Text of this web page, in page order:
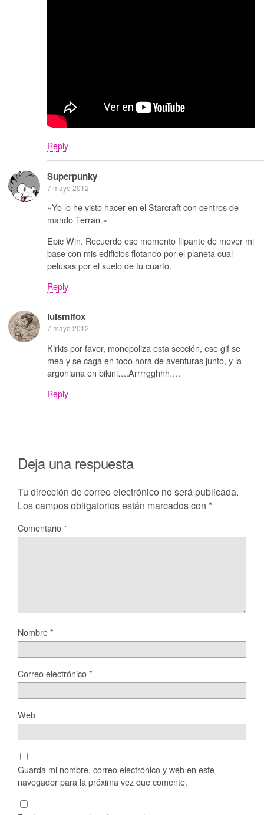
Reply
Superpunky
7 mayo 2012
«Yo lo he visto hacer en el Starcraft con centros de
mando Terran.»
Epic Win. Recuerdo ese momento flipante de mover mi
base con mis edificios flotando por el planeta cual
pelusas por el suelo de tu cuarto.
Reply
luismifox
7 mayo 2012
Kirkis por favor, monopoliza esta sección, ese gif se
mea y se caga en todo hora de aventuras junto, y la
argoniana en bikini….Arrrrgghhh….
Reply
Deja una respuesta
Tu dirección de correo electrónico no será publicada.
Los campos obligatorios están marcados con *
Comentario*
Nombre*
Correo electrónico*
Web
Guarda mi nombre, correo electrónico y web en este
navegador para la próxima vez que comente.